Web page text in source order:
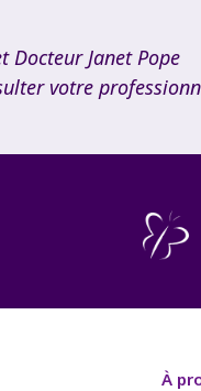
Docteur Janet Pope
votre
À